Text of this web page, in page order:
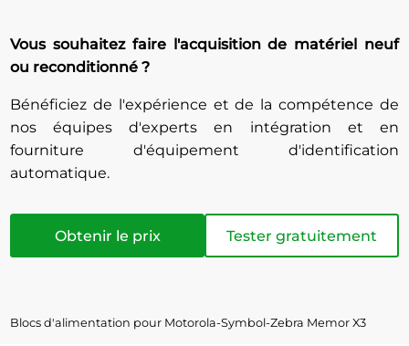
Vous souhaitez faire l'acquisition de matériel neuf
ou reconditionné ?
Bénéficiez de l'expérience et de la compétence de
nos équipes d'experts en intégration et en
fourniture d'équipement d'identification
automatique.
Obtenir le prix Tester gratuitement
Blocs d'alimentation pour Motorola-Symbol-Zebra Memor X3